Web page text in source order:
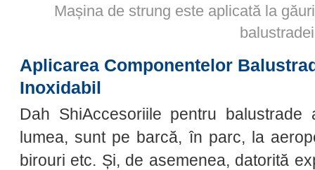
Mașina de strung este aplicată la
balustradei
Aplicarea Componentelor
Inoxidabil
Dah ShiAccesoriile pentru
lumea, sunt pe barcă, în parc, la
birouri etc. Și, de asemenea, datorită